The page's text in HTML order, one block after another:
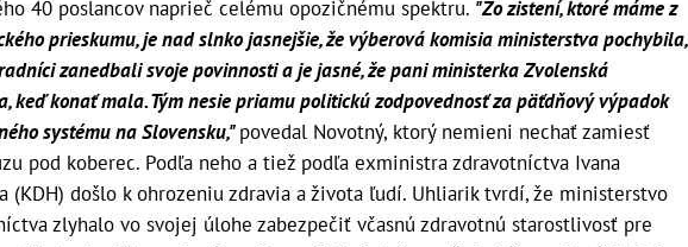
40 poslancov naprieč celému opozičnému spektru. "Zo zistení, ktoré máme z
prieskumu, je nad slnko jasnejšie, že výberová komisia ministerstva pochybila,
zanedbali svoje povinnosti a je jasné, že pani ministerka Zvolenská
keď konať mala. Tým nesie priamu politickú zodpovednosť za päťdňový výpadok
systému na Slovensku,"povedal Novotný, ktorý nemieni nechať zamiesť
pod koberec. Podľa neho a tiež podľa exministra zdravotníctva Ivana
(KDH) došlo k ohrozeniu zdravia a života ľudí. Uhliarik tvrdí, že ministerstvo
zlyhalo vo svojej úlohe zabezpečiť včasnú zdravotnú starostlivosť pre